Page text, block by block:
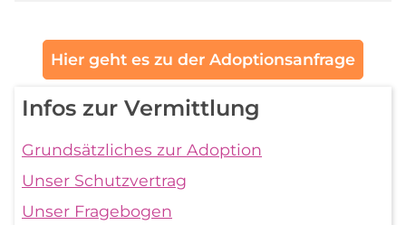
Hier geht es zu der Adoptionsanfrage
Infos zur Vermittlung
Grundsätzliches zur Adoption
Unser Schutzvertrag
Unser Fragebogen